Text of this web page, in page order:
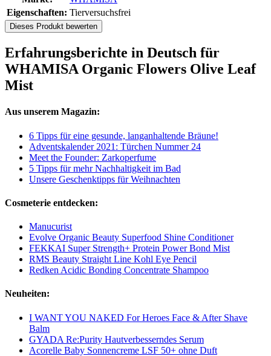
Eigenschaften: Tierversuchsfrei
Dieses Produkt bewerten
Erfahrungsberichte in Deutsch für
WHAMISA Organic Flowers Olive Leaf
Mist
Aus unserem Magazin:
6 Tipps für eine gesunde, langanhaltende Bräune!
Adventskalender 2021: Türchen Nummer 24
Meet the Founder: Zarkoperfume
5 Tipps für mehr Nachhaltigkeit im Bad
Unsere Geschenktipps für Weihnachten
Cosmeterie entdecken:
Manucurist
Evolve Organic Beauty Superfood Shine Conditioner
FEKKAI Super Strength+ Protein Power Bond Mist
RMS Beauty Straight Line Kohl Eye Pencil
Redken Acidic Bonding Concentrate Shampoo
Neuheiten:
I WANT YOU NAKED For Heroes Face & After Shave
Balm
GYADA Re:Purity Hautverbesserndes Serum
Acorelle Baby Sonnencreme LSF 50+ ohne Duft